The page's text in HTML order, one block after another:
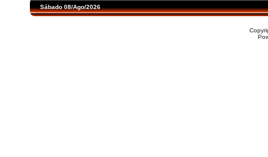
Sábado 08/Ago/2026